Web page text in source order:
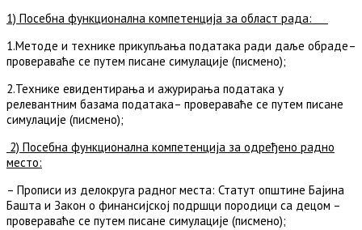
1) Посебна функционална компетенција за област рада:
1.Методе и технике прикупљања података ради даље обраде–
провераваће се путем писане симулације (писмено);
2.Технике евидентирања и ажурирања података у
релевантним базама података– провераваће се путем писане
симулације (писмено);
2) Посебна функционална компетенција за одређено радно
место:
– Прописи из делокруга радног места: Статут општине Бајина
Башта и Закон о финансијској подршци породици са децом –
провераваће се путем писане симулације (писмено);